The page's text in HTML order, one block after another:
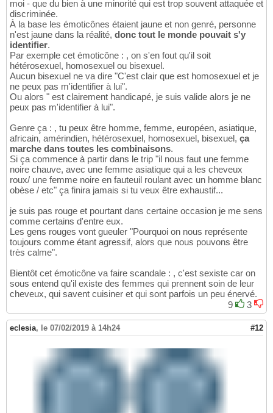
moi - que du bien à une minorité qui est trop souvent attaquée et
discriminée.
À la base les émoticônes étaient jaune et non genré, personne
n'est jaune dans la réalité, donc tout le monde pouvait s'y
identifier.
Par exemple cet émoticône : , on s'en fout qu'il soit
hétérosexuel, homosexuel ou bisexuel.
Aucun bisexuel ne va dire "C'est clair que est homosexuel et je
ne peux pas m'identifier à lui".
Ou alors " est clairement handicapé, je suis valide alors je ne
peux pas m'identifier à lui".
Genre ça : , tu peux être homme, femme, européen, asiatique,
africain, amérindien, hétérosexuel, homosexuel, bisexuel, ça
marche dans toutes les combinaisons.
Si ça commence à partir dans le trip "il nous faut une femme
noire chauve, avec une femme asiatique qui a les cheveux
roux/ une femme noire en fauteuil roulant avec un homme blanc
obèse / etc" ça finira jamais si tu veux être exhaustif...
je suis pas rouge et pourtant dans certaine occasion je me sens
comme certains d'entre eux.
Les gens rouges vont gueuler "Pourquoi on nous représente
toujours comme étant agressif, alors que nous pouvons être
très calme".
Bientôt cet émoticône va faire scandale : , c'est sexiste car on
sous entend qu'il existe des femmes qui prennent soin de leur
cheveux, qui savent cuisiner et qui sont parfois un peu énervé.
9
3
eclesia, le 07/02/2019 à 14h24 #12